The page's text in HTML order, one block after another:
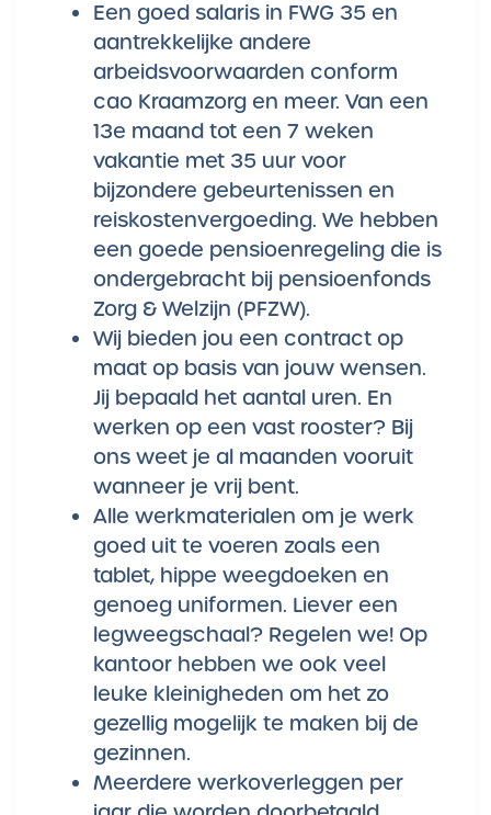
Een goed salaris in FWG 35 en
aantrekkelijke andere
arbeidsvoorwaarden conform
cao Kraamzorg en meer. Van een
13e maand tot een 7 weken
vakantie met 35 uur voor
bijzondere gebeurtenissen en
reiskostenvergoeding. We hebben
een goede pensioenregeling die is
ondergebracht bij pensioenfonds
Zorg & Welzijn (PFZW).
Wij bieden jou een contract op
maat op basis van jouw wensen.
Jij bepaald het aantal uren. En
werken op een vast rooster? Bij
ons weet je al maanden vooruit
wanneer je vrij bent.
Alle werkmaterialen om je werk
goed uit te voeren zoals een
tablet, hippe weegdoeken en
genoeg uniformen. Liever een
legweegschaal? Regelen we! Op
kantoor hebben we ook veel
leuke kleinigheden om het zo
gezellig mogelijk te maken bij de
gezinnen.
Meerdere werkoverleggen per